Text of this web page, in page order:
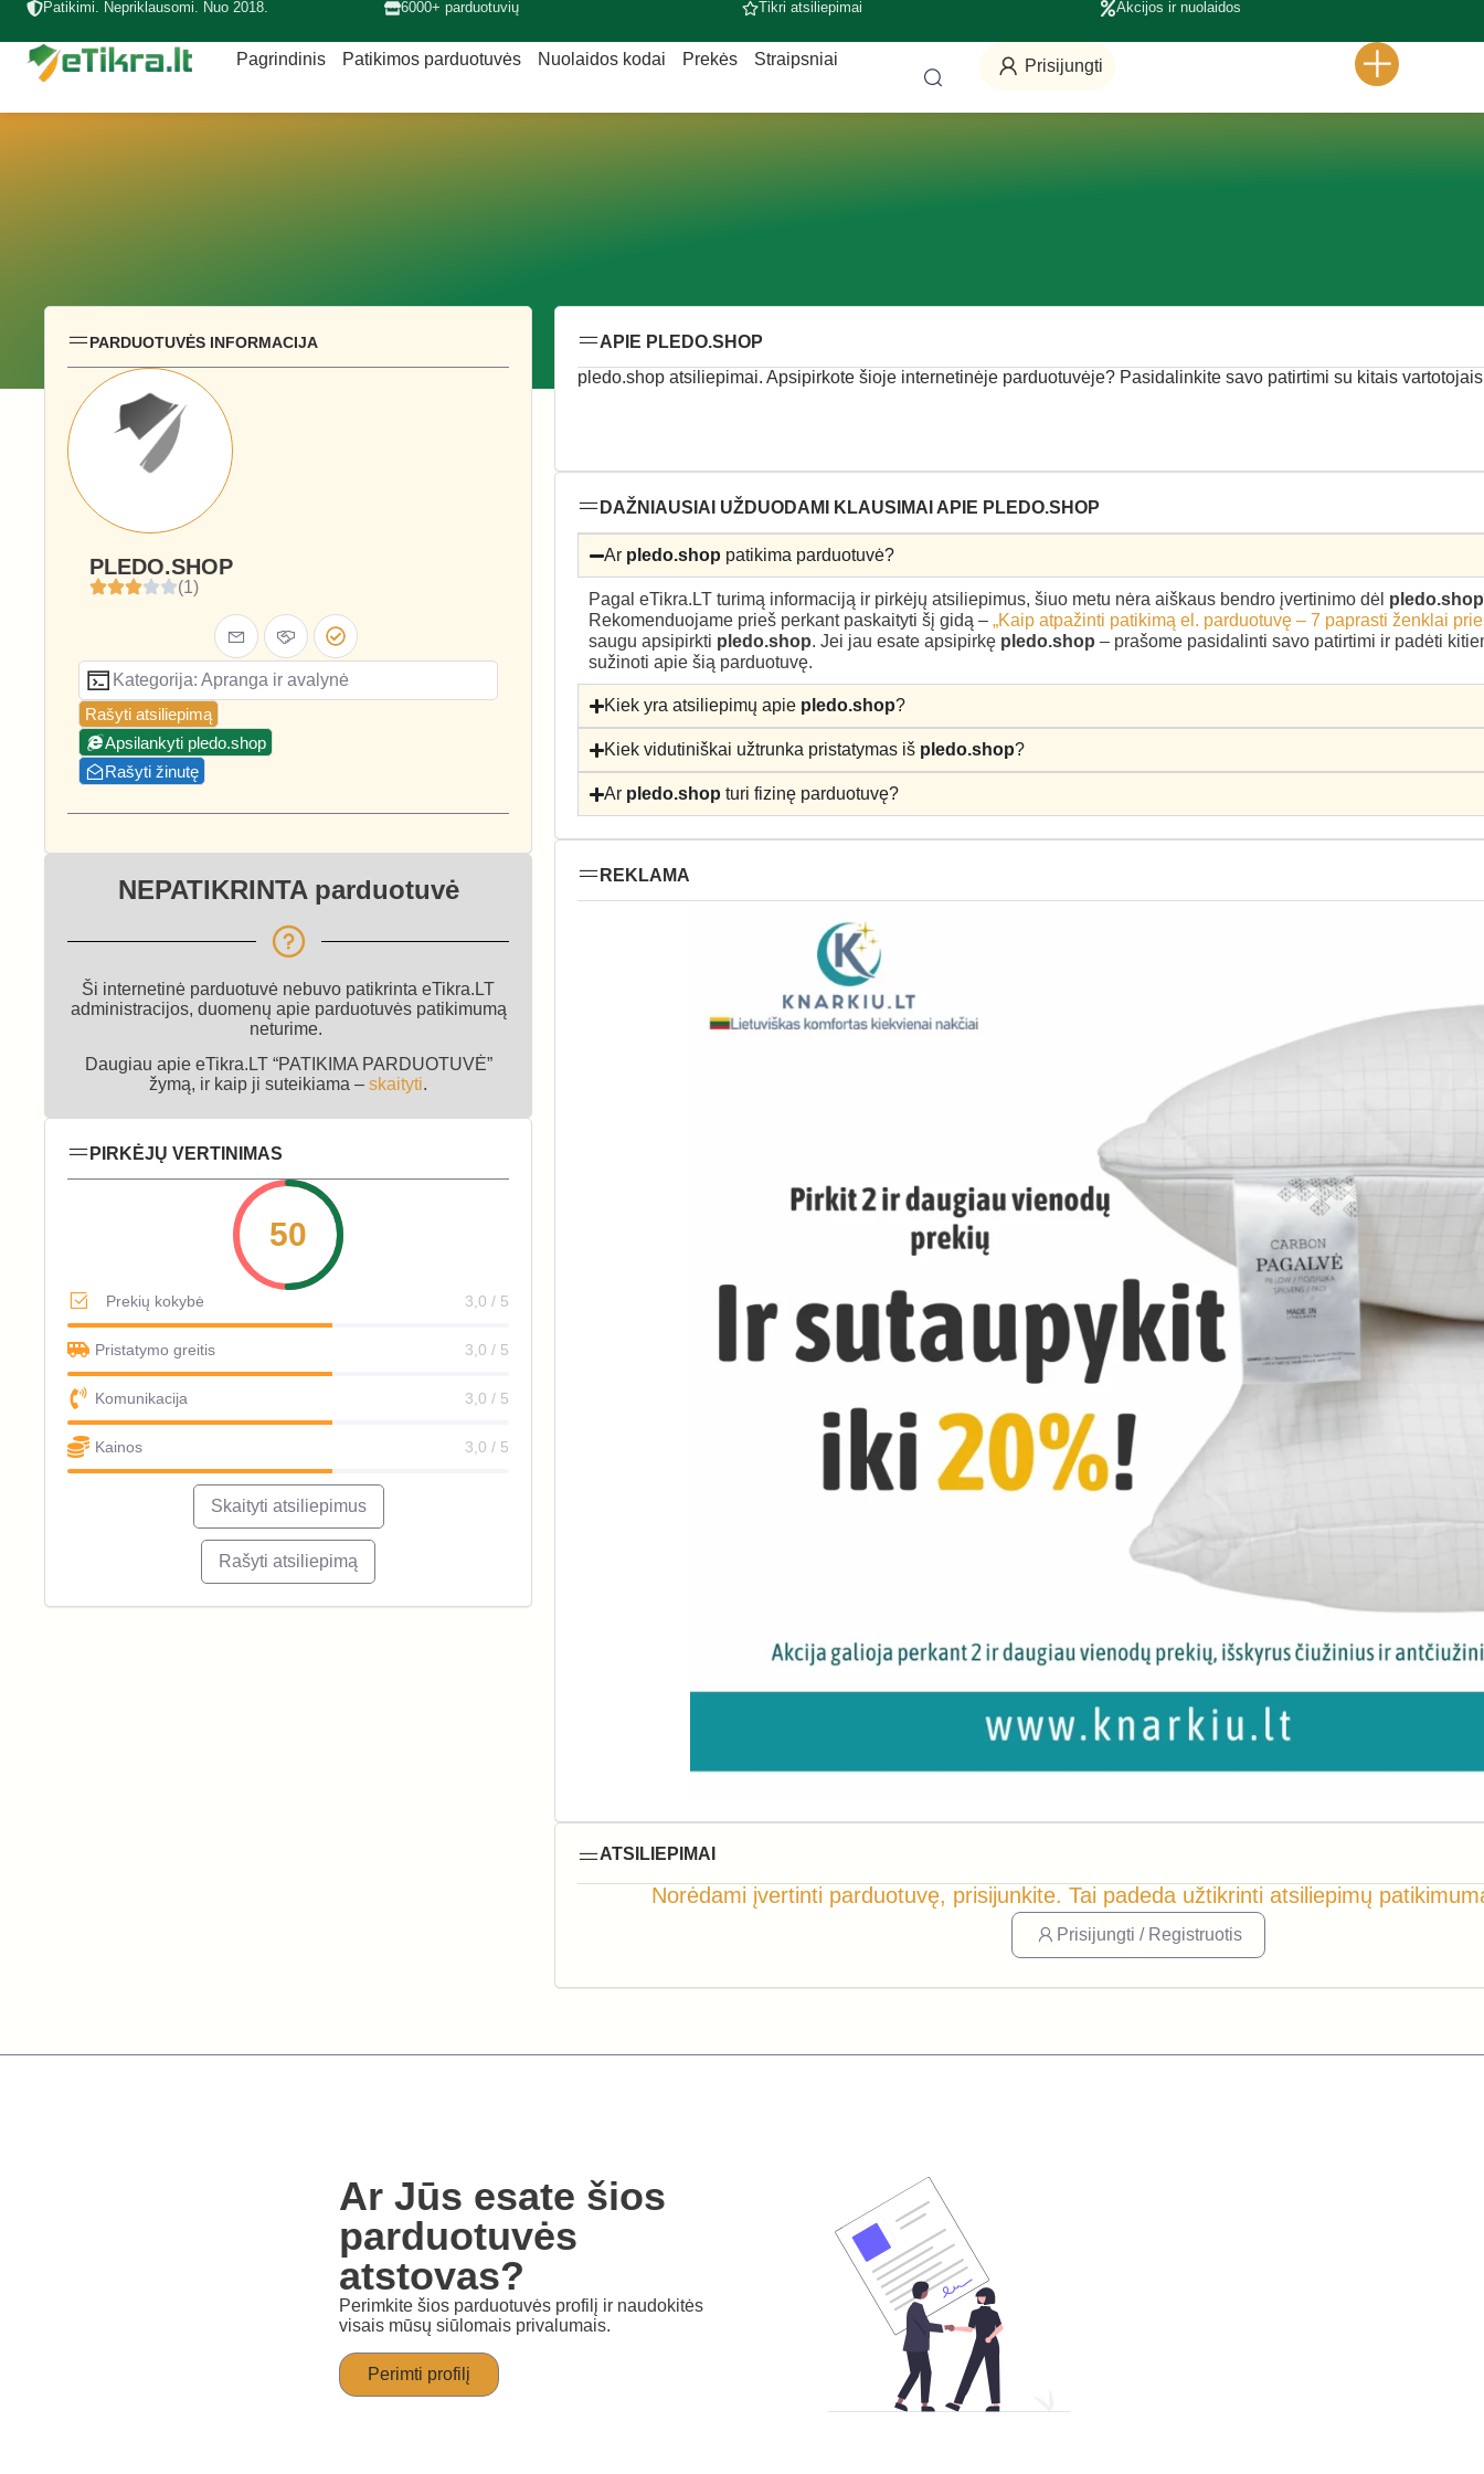
Patikimi. Nepriklausomi. Nuo 2018. 6000+ parduotuvių Tikri atsiliepimai Akcijos ir nuolaidos
Pagrindinis Patikimos parduotuvės Nuolaidos kodai Prekės Straipsniai Prisijungti
PARDUOTUVĖS INFORMACIJA
PLEDO.SHOP
(1)
Kategorija: Apranga ir avalynė
Rašyti atsiliepimą
Apsilankyti pledo.shop
Rašyti žinutę
NEPATIKRINTA parduotuvė
Ši internetinė parduotuvė nebuvo patikrinta eTikra.LT
administracijos, duomenų apie parduotuvės patikimumą
neturime.
Daugiau apie eTikra.LT “PATIKIMA PARDUOTUVĖ”
žymą, ir kaip ji suteikiama – skaityti.
PIRKĖJŲ VERTINIMAS
50
Prekių kokybė 3,0 / 5
Pristatymo greitis 3,0 / 5
Komunikacija 3,0 / 5
Kainos 3,0 / 5
Skaityti atsiliepimus
Rašyti atsiliepimą
APIE PLEDO.SHOP
pledo.shop atsiliepimai. Apsipirkote šioje internetinėje parduotuvėje? Pasidalinkite savo patirtimi su kitais
DAŽNIAUSIAI UŽDUODAMI KLAUSIMAI APIE PLEDO.SHOP
Ar pledo.shop patikima parduotuvė?
Pagal eTikra.LT turimą informaciją ir pirkėjų atsiliepimus, šiuo metu nėra aiškaus bendro įvertinimo dėl pledo.shop
Rekomenduojame prieš perkant paskaityti šį gidą – „Kaip atpažinti patikimą el. parduotuvę – 7 paprasti ženklai
saugu apsipirkti pledo.shop. Jei jau esate apsipirkę pledo.shop – prašome pasidalinti savo patirtimi ir padėti
sužinoti apie šią parduotuvę.
Kiek yra atsiliepimų apie pledo.shop?
Kiek vidutiniškai užtrunka pristatymas iš pledo.shop?
Ar pledo.shop turi fizinę parduotuvę?
REKLAMA
ATSILIEPIMAI
Norėdami įvertinti parduotuvę, prisijunkite. Tai padeda užtikrinti atsiliepimų
Prisijungti / Registruotis
Ar Jūs esate šios
parduotuvės
atstovas?
Perimkite šios parduotuvės profilį ir naudokitės
visais mūsų siūlomais privalumais.
Perimti profilį